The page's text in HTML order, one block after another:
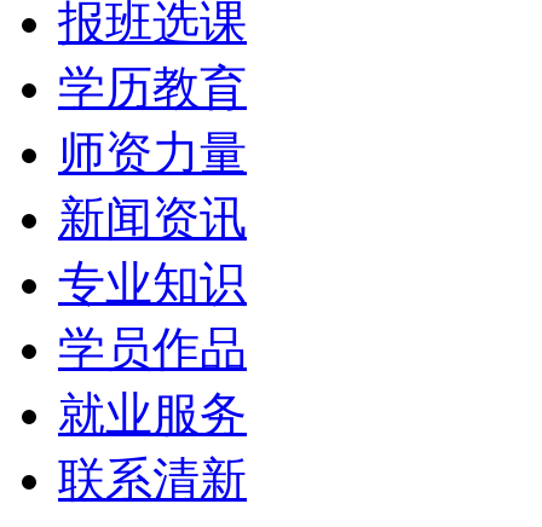
报班选课
学历教育
师资力量
新闻资讯
专业知识
学员作品
就业服务
联系清新